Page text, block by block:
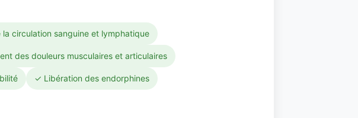
circulation sanguine et lymphatique
des douleurs musculaires et articulaires
✓ Libération des endorphines